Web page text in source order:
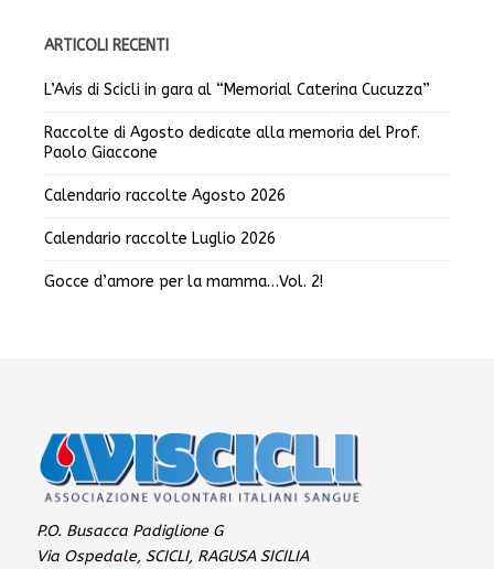
ARTICOLI RECENTI
L’Avis di Scicli in gara al “Memorial Caterina Cucuzza”
Raccolte di Agosto dedicate alla memoria del Prof.
Paolo Giaccone
Calendario raccolte Agosto 2026
Calendario raccolte Luglio 2026
Gocce d’amore per la mamma…Vol. 2!
P.O. Busacca Padiglione G
Via Ospedale, SCICLI, RAGUSA SICILIA